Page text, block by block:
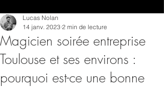
Magicien soirée entreprise
Toulouse et ses environs :
pourquoi est-ce une bonne
Lucas Nolan
14 janv. 2023 2 min de lecture